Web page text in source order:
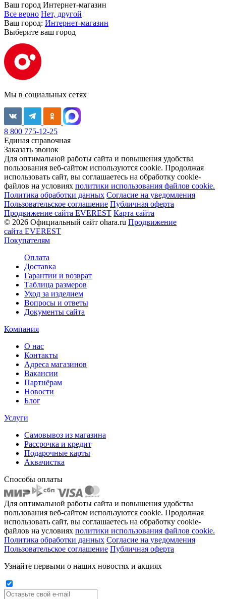
Ваш город Интернет-магазин
Все верно Нет, другой
Ваш город: Интернет-магазин
Выберите ваш город
Мы в социальных сетях
8 800 775-12-25
Единая справочная
Заказать звонок
Для оптимальной работы сайта и повышения удобства
пользования веб-сайтом используются cookie. Продолжая
использовать сайт, вы соглашаетесь на обработку cookie-
файлов на условиях политики использования файлов cookie.
Политика обработки данных Согласие на уведомления
Пользовательское соглашение Публичная оферта
Продвижение сайта EVEREST Карта сайта
© 2026 Официальный сайт ohara.ru Продвижение
сайта EVEREST
Покупателям
Оплата
Доставка
Гарантии и возврат
Таблица размеров
Уход за изделием
Вопросы и ответы
Документы сайта
Компания
О нас
Контакты
Адреса магазинов
Вакансии
Партнёрам
Новости
Блог
Услуги
Самовывоз из магазина
Рассрочка и кредит
Подарочные карты
Аквачистка
Способы оплаты
Для оптимальной работы сайта и повышения удобства
пользования веб-сайтом используются cookie. Продолжая
использовать сайт, вы соглашаетесь на обработку cookie-
файлов на условиях политики использования файлов cookie.
Политика обработки данных Согласие на уведомления
Пользовательское соглашение Публичная оферта
Узнайте первыми о наших новостях и акциях